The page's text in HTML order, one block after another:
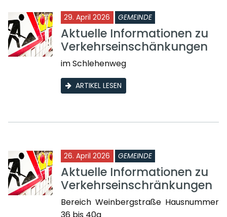
29. April 2026 GEMEINDE
Aktuelle Informationen zu
Verkehrseinschänkungen
im Schlehenweg
ARTIKEL LESEN
26. April 2026 GEMEINDE
Aktuelle Informationen zu
Verkehrseinschränkungen
Bereich Weinbergstraße Hausnummer
36 bis 40a